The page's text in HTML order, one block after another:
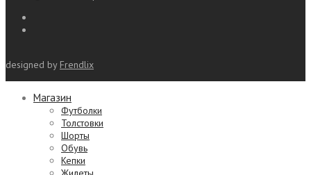
designed by Frendlix
Магазин
Футболки
Толстовки
Шорты
Обувь
Кепки